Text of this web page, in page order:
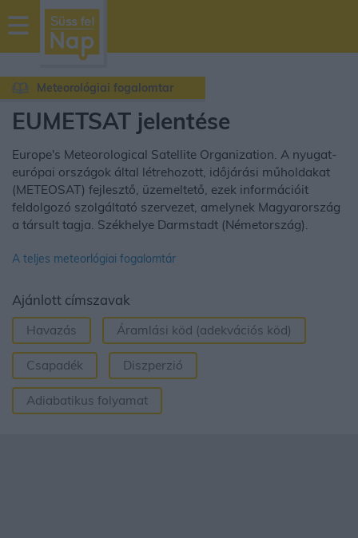
sussfelnap.hu
időjárás
Meteorológiai fogalomtar
EUMETSAT jelentése
Europe's Meteorological Satellite Organization. A nyugat-
európai országok által létrehozott, időjárási műholdakat
(METEOSAT) fejlesztő, üzemeltető, ezek információit
feldolgozó szolgáltató szervezet, amelynek Magyarország
a társult tagja. Székhelye Darmstadt (Németország).
A teljes meteorlógiai fogalomtár
Ajánlott címszavak
Havazás Áramlási köd (adekvációs köd)
Csapadék Diszperzió
Adiabatikus folyamat